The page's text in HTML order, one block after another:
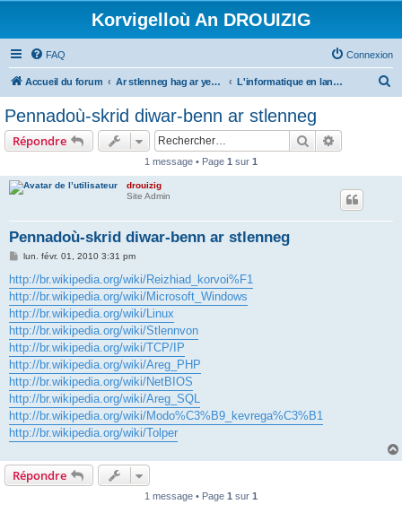
Korvigelloù An DROUIZIG
FAQ Connexion
Accueil du forum Ar stlenneg hag ar yezhoù bihan er bed a-bezh L'informatique en langues régionales et minoritaires
Pennadoù-skrid diwar-benn ar stlenneg
Répondre Rechercher
1 message • Page 1 sur 1
drouizig
Site Admin
Pennadoù-skrid diwar-benn ar stlenneg
M
s
s
a
g
e
lun. févr. 01, 2010 3:31 pm
http://br.wikipedia.org/wiki/Reizhiad_korvoi%F1
http://br.wikipedia.org/wiki/Microsoft_Windows
http://br.wikipedia.org/wiki/Linux
http://br.wikipedia.org/wiki/Stlennvon
http://br.wikipedia.org/wiki/TCP/IP
http://br.wikipedia.org/wiki/Areg_PHP
http://br.wikipedia.org/wiki/NetBIOS
http://br.wikipedia.org/wiki/Areg_SQL
http://br.wikipedia.org/wiki/Modo%C3%B9_kevrega%C3%B1
http://br.wikipedia.org/wiki/Tolper
Répondre
1 message • Page 1 sur 1